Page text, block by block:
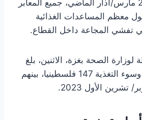
وتغلق إسرائيل منذ 2 مارس/آذار الماضي، جميع المعابر
معظم المساعدات الغذائية
تفشي المجاعة داخل القطاع.
الصحة بغزة، الاثنين، بلغ
عدد وفيات المجاعة وسوء التغذية 147 فلسطينيا، بينهم